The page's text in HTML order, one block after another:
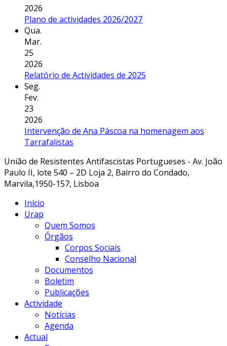
2026
Plano de actividades 2026/2027
Qua.
Mar.
25
2026
Relatório de Actividades de 2025
Seg.
Fev.
23
2026
Intervenção de Ana Páscoa na homenagem aos
Tarrafalistas
União de Resistentes Antifascistas Portugueses - Av. João
Paulo II, lote 540 – 2D Loja 2, Bairro do Condado,
Marvila,1950-157, Lisboa
Início
Urap
Quem Somos
Órgãos
Corpos Sociais
Conselho Nacional
Documentos
Boletim
Publicações
Actividade
Notícias
Agenda
Actual